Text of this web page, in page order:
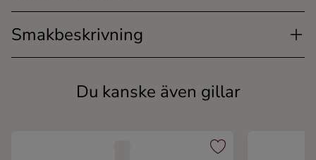
Smakbeskrivning
Du kanske även gillar